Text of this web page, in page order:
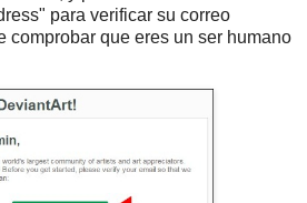
para verificar su correo
comprobar que eres un ser humano